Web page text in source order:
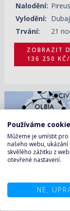
Nalodění:
Vylodění:
Trvání:
21
ZOBRAZIT
136 250
Používáme
Můžeme je umístit
našeho webu,
skvělého zážitku z
otevřené nastavení.
NE,